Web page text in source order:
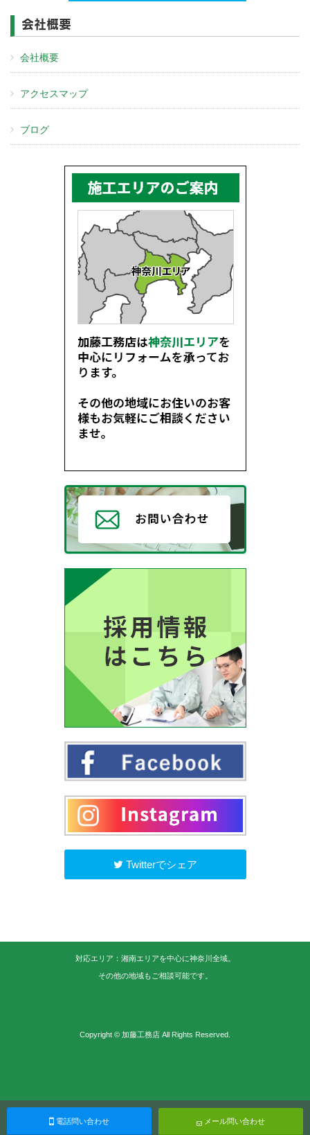
会社概要
会社概要
アクセスマップ
ブログ
Twitterでシェア
対応エリア：湘南エリアを中心に神奈川全域。
その他の地域もご相談可能です。
Copyright © 加藤工務店 All Rights Reserved.
電話問い合わせ メール問い合わせ